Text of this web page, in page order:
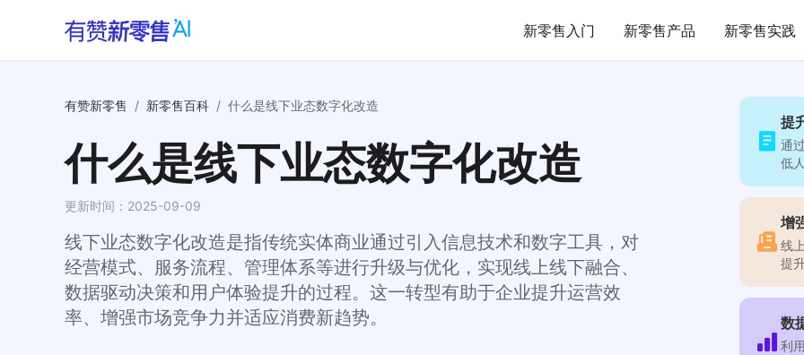
新零售入门 新零售产品 新零售实践
有赞新零售 / 新零售百科 / 什么是线下业态数字化改造
什么是线下业态数字化改造
更新时间： 2025-09-09
线下业态数字化改造是指传统实体商业通过引入信息技术和数字工具，对
经营模式、服务流程、管理体系等进行升级与优化，实现线上线下融合、
数据驱动决策和用户体验提升的过程。这一转型有助于企业提升运营效
率、增强市场竞争力并适应消费新趋势。
提
通
低
增
线
提
数
利